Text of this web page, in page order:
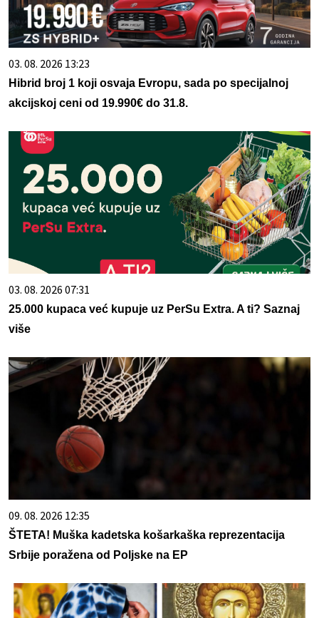
03. 08. 2026 13:23
Hibrid broj 1 koji osvaja Evropu, sada po specijalnoj
akcijskoj ceni od 19.990€ do 31.8.
03. 08. 2026 07:31
25.000 kupaca već kupuje uz PerSu Extra. A ti? Saznaj
više
09. 08. 2026 12:35
ŠTETA! Muška kadetska košarkaška reprezentacija
Srbije poražena od Poljske na EP